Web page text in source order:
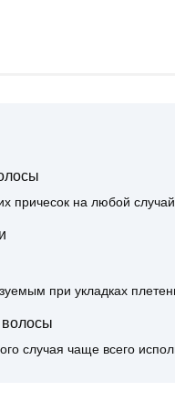
причесок на любой
при укладках
случая чаще всего